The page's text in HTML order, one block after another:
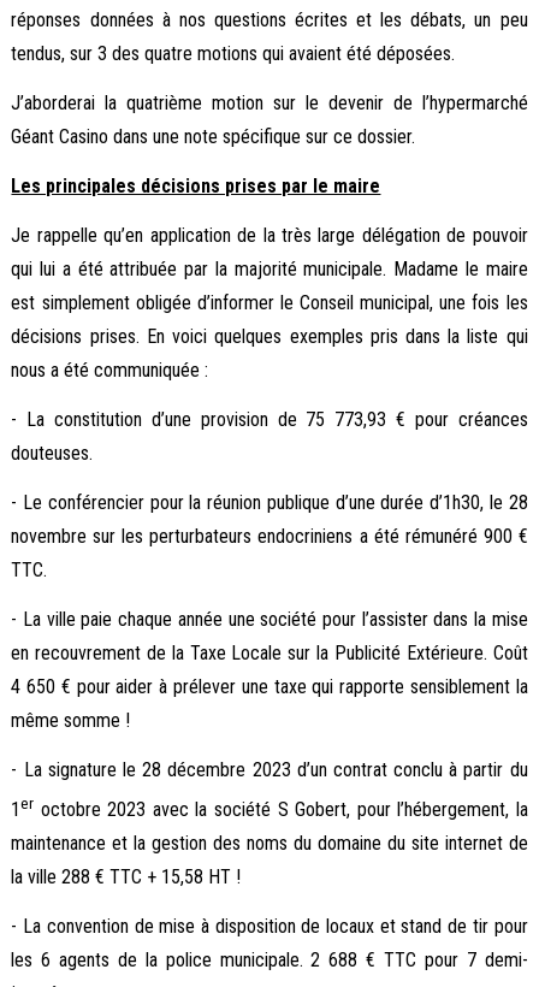
réponses données à nos questions écrites et les débats, un peu
tendus, sur 3 des quatre motions qui avaient été déposées.
J’aborderai la quatrième motion sur le devenir de l’hypermarché
Géant Casino dans une note spécifique sur ce dossier.
Les principales décisions prises par le maire
Je rappelle qu’en application de la très large délégation de pouvoir
qui lui a été attribuée par la majorité municipale. Madame le maire
est simplement obligée d’informer le Conseil municipal, une fois les
décisions prises. En voici quelques exemples pris dans la liste qui
nous a été communiquée :
- La constitution d’une provision de 75 773,93 € pour créances
douteuses.
- Le conférencier pour la réunion publique d’une durée d’1h30, le 28
novembre sur les perturbateurs endocriniens a été rémunéré 900 €
TTC.
- La ville paie chaque année une société pour l’assister dans la mise
en recouvrement de la Taxe Locale sur la Publicité Extérieure. Coût
4 650 € pour aider à prélever une taxe qui rapporte sensiblement la
même somme !
- La signature le 28 décembre 2023 d’un contrat conclu à partir du
1er octobre 2023 avec la société S Gobert, pour l’hébergement, la
maintenance et la gestion des noms du domaine du site internet de
la ville 288 € TTC + 15,58 HT !
- La convention de mise à disposition de locaux et stand de tir pour
les 6 agents de la police municipale. 2 688 € TTC pour 7 demi-